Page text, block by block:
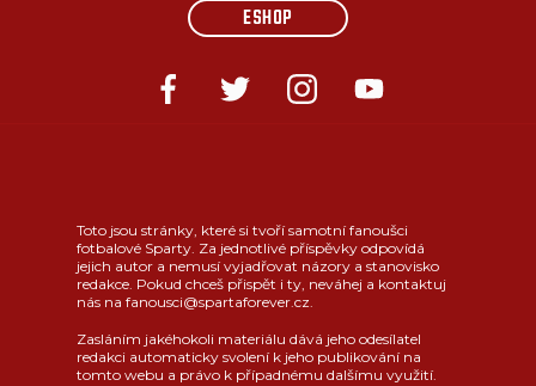
ESHOP
Toto jsou stránky, které si tvoří samotní fanoušci
fotbalové Sparty. Za jednotlivé příspěvky odpovídá
jejich autor a nemusí vyjadřovat názory a stanovisko
redakce. Pokud chceš přispět i ty, neváhej a kontaktuj
nás na fanousci@spartaforever.cz.
Zasláním jakéhokoli materiálu dává jeho odesílatel
redakci automaticky svolení k jeho publikování na
tomto webu a právo k případnému dalšímu využití.